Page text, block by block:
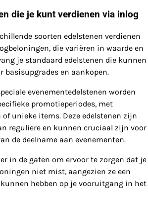
die je kunt verdienen via inlog
soorten edelstenen verdienen
die variëren in waarde en
je standaard edelstenen die kunnen
basisupgrades en aankopen.
evenementedelstenen worden
promotieperiodes, met
of unieke items. Deze edelstenen zijn
reguliere en kunnen cruciaal zijn voor
de deelname aan evenementen.
in de gaten om ervoor te zorgen dat je
niet mist, aangezien ze een
hebben op je vooruitgang in het